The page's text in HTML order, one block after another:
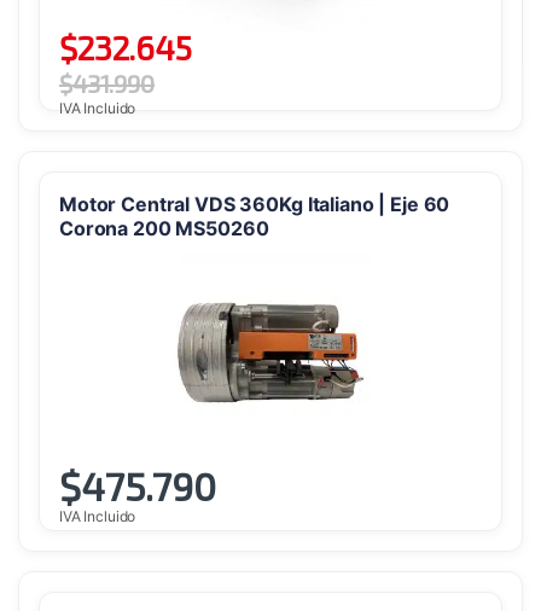
$232.645
$431.990
IVA Incluido
Motor Central VDS 360Kg Italiano | Eje 60
Corona 200 MS50260
$475.790
IVA Incluido